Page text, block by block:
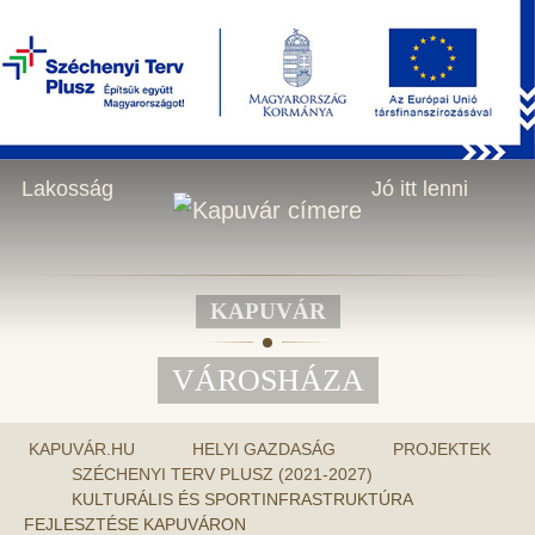
2026.08.07., péntek - Ibolya napja
HU
Lakosság Jó itt lenni
KAPUVÁR
VÁROSHÁZA
KAPUVÁR.HU HELYI GAZDASÁG
PROJEKTEK
SZÉCHENYI TERV PLUSZ (2021-2027)
KULTURÁLIS ÉS SPORTINFRASTRUKTÚRA
FEJLESZTÉSE KAPUVÁRON